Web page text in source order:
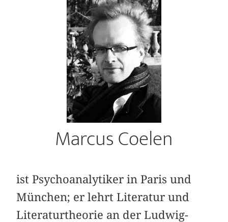
Marcus Coelen
ist Psychoanalytiker in Paris und
München; er lehrt Literatur und
Literaturtheorie an der Ludwig-